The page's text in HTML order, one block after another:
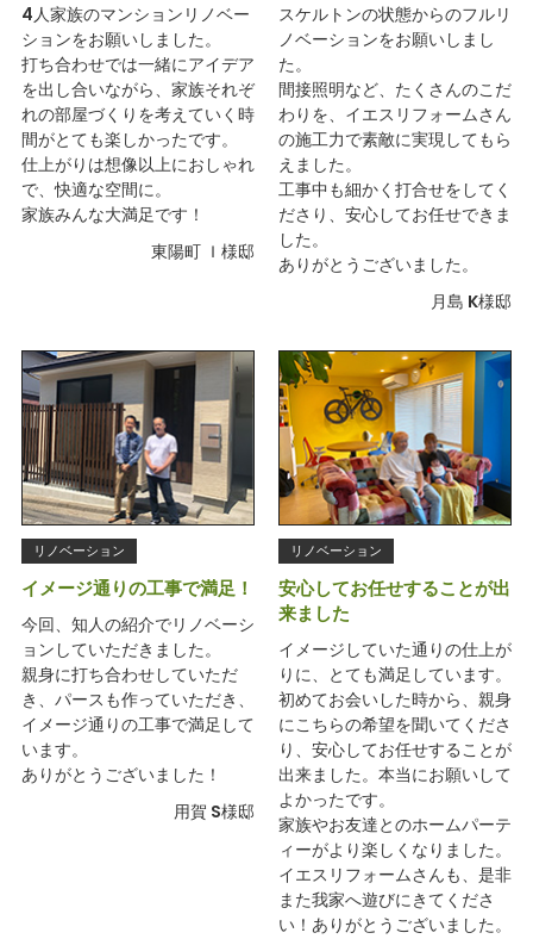
4人家族のマンションリノベー
ションをお願いしました。
打ち合わせでは一緒にアイデア
を出し合いながら、家族それぞ
れの部屋づくりを考えていく時
間がとても楽しかったです。
仕上がりは想像以上におしゃれ
で、快適な空間に。
家族みんな大満足です！
東陽町 Ｉ様邸
スケルトンの状態からのフルリ
ノベーションをお願いしまし
た。
間接照明など、たくさんのこだ
わりを、イエスリフォームさん
の施工力で素敵に実現してもら
えました。
工事中も細かく打合せをしてく
ださり、安心してお任せできま
した。
ありがとうございました。
月島 K様邸
リノベーション
イメージ通りの工事で満足！
今回、知人の紹介でリノベーシ
ョンしていただきました。
親身に打ち合わせしていただ
き、パースも作っていただき、
イメージ通りの工事で満足して
います。
ありがとうございました！
用賀 S様邸
リノベーション
安心してお任せすることが出
来ました
イメージしていた通りの仕上が
りに、とても満足しています。
初めてお会いした時から、親身
にこちらの希望を聞いてくださ
り、安心してお任せすることが
出来ました。本当にお願いして
よかったです。
家族やお友達とのホームパーテ
ィーがより楽しくなりました。
イエスリフォームさんも、是非
また我家へ遊びにきてくださ
い！ありがとうございました。